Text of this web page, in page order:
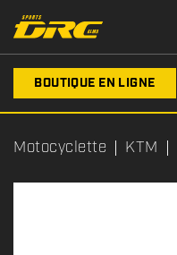
BOUTIQUE EN LIGNE
Motocyclette KTM